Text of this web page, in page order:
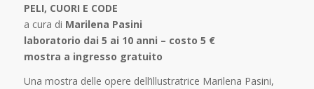
PELI, CUORI E CODE
a cura di Marilena Pasini
laboratorio dai 5 ai 10 anni – costo 5 €
mostra a ingresso gratuito
Una mostra delle opere dell’illustratrice Marilena Pasini,